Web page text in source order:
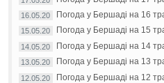
16.05.20 Погода у Бершаді на 16
15.05.20 Погода у Бершаді на 15
14.05.20 Погода у Бершаді на 14
13.05.20 Погода у Бершаді на 13
12.05.20 Погода у Бершаді на 12